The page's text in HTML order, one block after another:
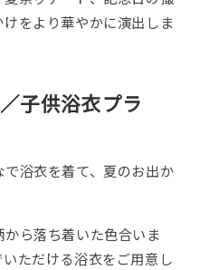
をより華やかに演出しま
子供浴衣プラ
浴衣を着て、夏のお出か
ら落ち着いた色合いま
ただける浴衣をご用意し